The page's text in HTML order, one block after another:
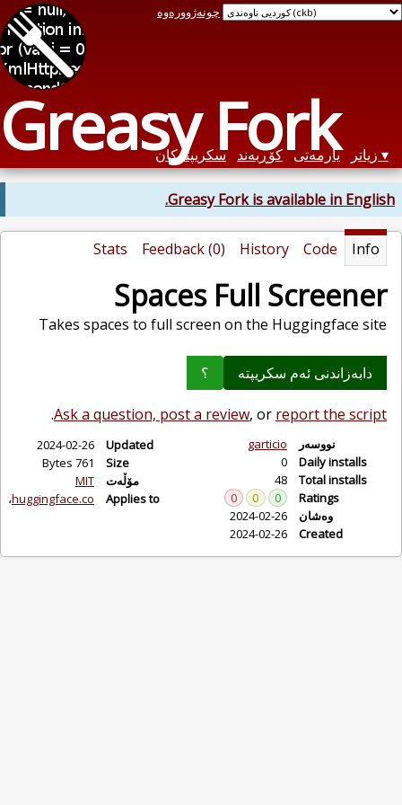
Greasy Fork
چونەژوورەوە
سکریپتەکان کۆڕبەند یارمەتی زیاتر
Greasy Fork is available in English.
Info
Code
History
Feedback (0)
Stats
Spaces Full Screener
Takes spaces to full screen on the Huggingface site
دابەزاندنی ئەم سکریپتە ؟
Ask a question, post a review, or report the script
.
نووسەر
garticio
Daily installs
0
Total installs
48
Ratings
0
0
0
وەشان
2024-02-26
Created
2024-02-26
Updated
2024-02-26
Size
761 Bytes
مۆڵەت
MIT
Applies to
huggingface.co